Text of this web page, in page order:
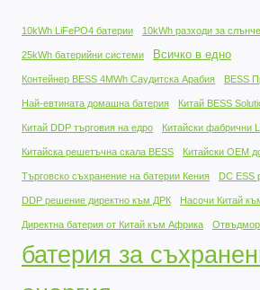
10kWh LiFePO4 батерии 10kWh разходи за
25kWh батерийни системи Всичко в едно
Контейнер BESS 4MWh Саудитска Арабия BESS
Най-евтината домашна батерия Китай BESS
Китай DDP търговия на едро Китайски фабрични
Китайска решетъчна скала BESS Китайски OEM
Търговско съхранение на батерии Кения DC ESS
DDP решение директно към ДРК Насочи Китай
Директна батерия от Китай към Африка
батерия за